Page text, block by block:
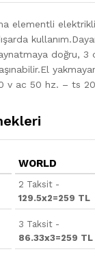
elementli
doğru, 3
v ac 50 hz. – ts
WORLD
2 Taksit -
129.5x2=259 TL
3 Taksit -
86.33x3=259 TL